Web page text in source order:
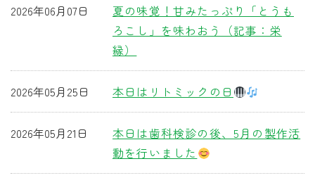
夏の味覚！甘みたっぷり「とうも
ろこし」を味わおう（記事：栄
縁）
2026年06月07日
本日はリトミックの日
2026年05月25日
本日は歯科検診の後、5月の製作活
動を行いました
2026年05月21日